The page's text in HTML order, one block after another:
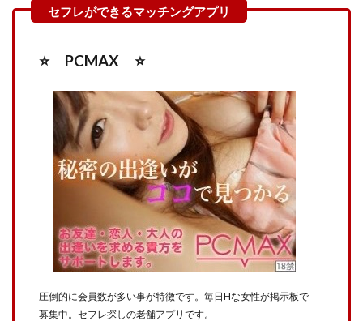
⭐️ PCMAX ⭐️
圧倒的に会員数が多い事が特徴です。毎日Hな女性が掲示板で
募集中。セフレ探しの老舗アプリです。